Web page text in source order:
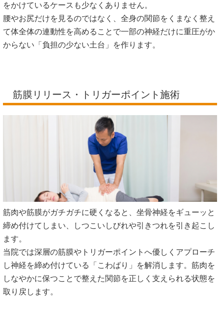
をかけているケースも少なくありません。
腰やお尻だけを見るのではなく、全身の関節をくまなく整え
て体全体の連動性を高めることで一部の神経だけに重圧がか
からない「負担の少ない土台」を作ります。
筋膜リリース・トリガーポイント施術
筋肉や筋膜がガチガチに硬くなると、坐骨神経をギューッと
締め付けてしまい、しつこいしびれや引きつれを引き起こし
ます。
当院では深層の筋膜やトリガーポイントへ優しくアプローチ
し神経を締め付けている「こわばり」を解消します。筋肉を
しなやかに保つことで整えた関節を正しく支えられる状態を
取り戻します。